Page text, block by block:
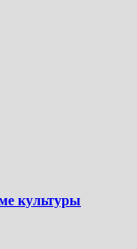
культуры